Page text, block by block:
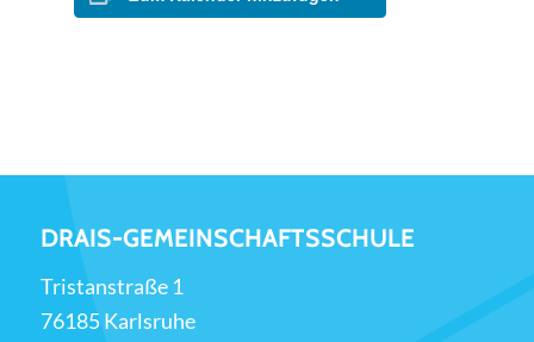
DRAIS-GEMEINSCHAFTSSCHULE
Tristanstraße 1
76185 Karlsruhe